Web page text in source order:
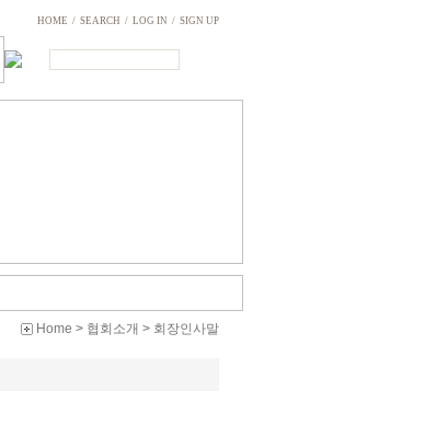
HOME / SEARCH / LOG IN / SIGN UP
Home > 협회소개 > 회장인사말